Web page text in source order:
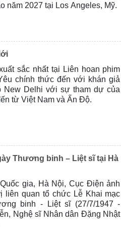
năm 2027 tại Los Angeles, Mỹ.
sắc nhất tại Liên hoan phim
chính thức đến với khán giả
New Delhi với sự tham dự của
từ Việt Nam và Ấn Độ.
Thương binh – Liệt sĩ tại Hà
gia, Hà Nội, Cục Điện ảnh
quan tổ chức Lễ Khai mạc
binh - Liệt sĩ (27/7/1947 -
Nghệ sĩ Nhân dân Đặng Nhật